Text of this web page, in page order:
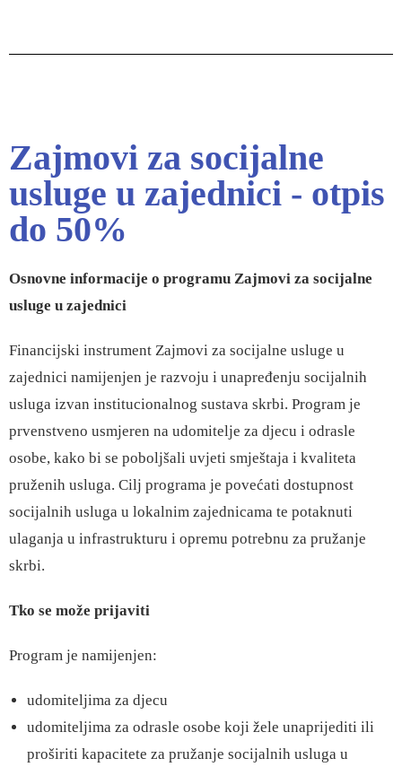
Zajmovi za socijalne
usluge u zajednici - otpis
do 50%
Osnovne informacije o programu Zajmovi za socijalne
usluge u zajednici
Financijski instrument Zajmovi za socijalne usluge u
zajednici namijenjen je razvoju i unapređenju socijalnih
usluga izvan institucionalnog sustava skrbi. Program je
prvenstveno usmjeren na udomitelje za djecu i odrasle
osobe, kako bi se poboljšali uvjeti smještaja i kvaliteta
pruženih usluga. Cilj programa je povećati dostupnost
socijalnih usluga u lokalnim zajednicama te potaknuti
ulaganja u infrastrukturu i opremu potrebnu za pružanje
skrbi.
Tko se može prijaviti
Program je namijenjen:
udomiteljima za djecu
udomiteljima za odrasle osobe koji žele unaprijediti ili
proširiti kapacitete za pružanje socijalnih usluga u